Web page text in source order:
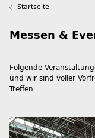
Startseite
Messen &
Folgende
und wir sind voller
Treffen.